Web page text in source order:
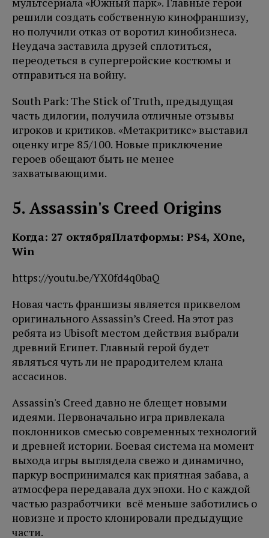
решили создать собственную кинофраншизу,
но получили отказ от воротил кинобизнеса.
Неудача заставила друзей сплотиться,
переодеться в супергеройские костюмы и
отправиться на войну.
South Park: The Stick of Truth, предыдущая
часть дилогии, получила отличные отзывы
игроков и критиков. «Метакритикс» выставил
оценку игре 85/100. Новые приключение
героев обещают быть не менее
захватывающими.
5. Assassin's Creed Origins
Когда: 27 октябряПлатформы: PS4, XOne,
Win
https://youtu.be/YX0fd4q0baQ
Новая часть франшизы является приквелом
оригинального Assassin’s Creed. На этот раз
ребята из Ubisoft местом действия выбрали
древний Египет. Главный герой будет
являться чуть ли не прародителем клана
ассасинов.
Assassin's Creed давно не блещет новыми
идеями. Первоначально игра привлекала
поклонников смесью современных технологий
и древней истории. Боевая система на момент
выхода игры выглядела свежо и динамично,
паркур воспринимался как приятная забава, а
атмосфера передавала дух эпохи. Но с каждой
частью разработчики всё меньше заботились о
новизне и просто клонировали предыдущие
части.